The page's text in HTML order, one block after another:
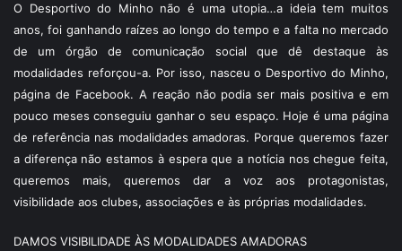
O Desportivo do Minho não é uma utopia…a ideia tem muitos
anos, foi ganhando raízes ao longo do tempo e a falta no mercado
de um órgão de comunicação social que dê destaque às
modalidades reforçou-a. Por isso, nasceu o Desportivo do Minho,
página de Facebook. A reação não podia ser mais positiva e em
pouco meses conseguiu ganhar o seu espaço. Hoje é uma página
de referência nas modalidades amadoras. Porque queremos fazer
a diferença não estamos à espera que a notícia nos chegue feita,
queremos mais, queremos dar a voz aos protagonistas,
visibilidade aos clubes, associações e às próprias modalidades.
DAMOS VISIBILIDADE ÀS MODALIDADES AMADORAS